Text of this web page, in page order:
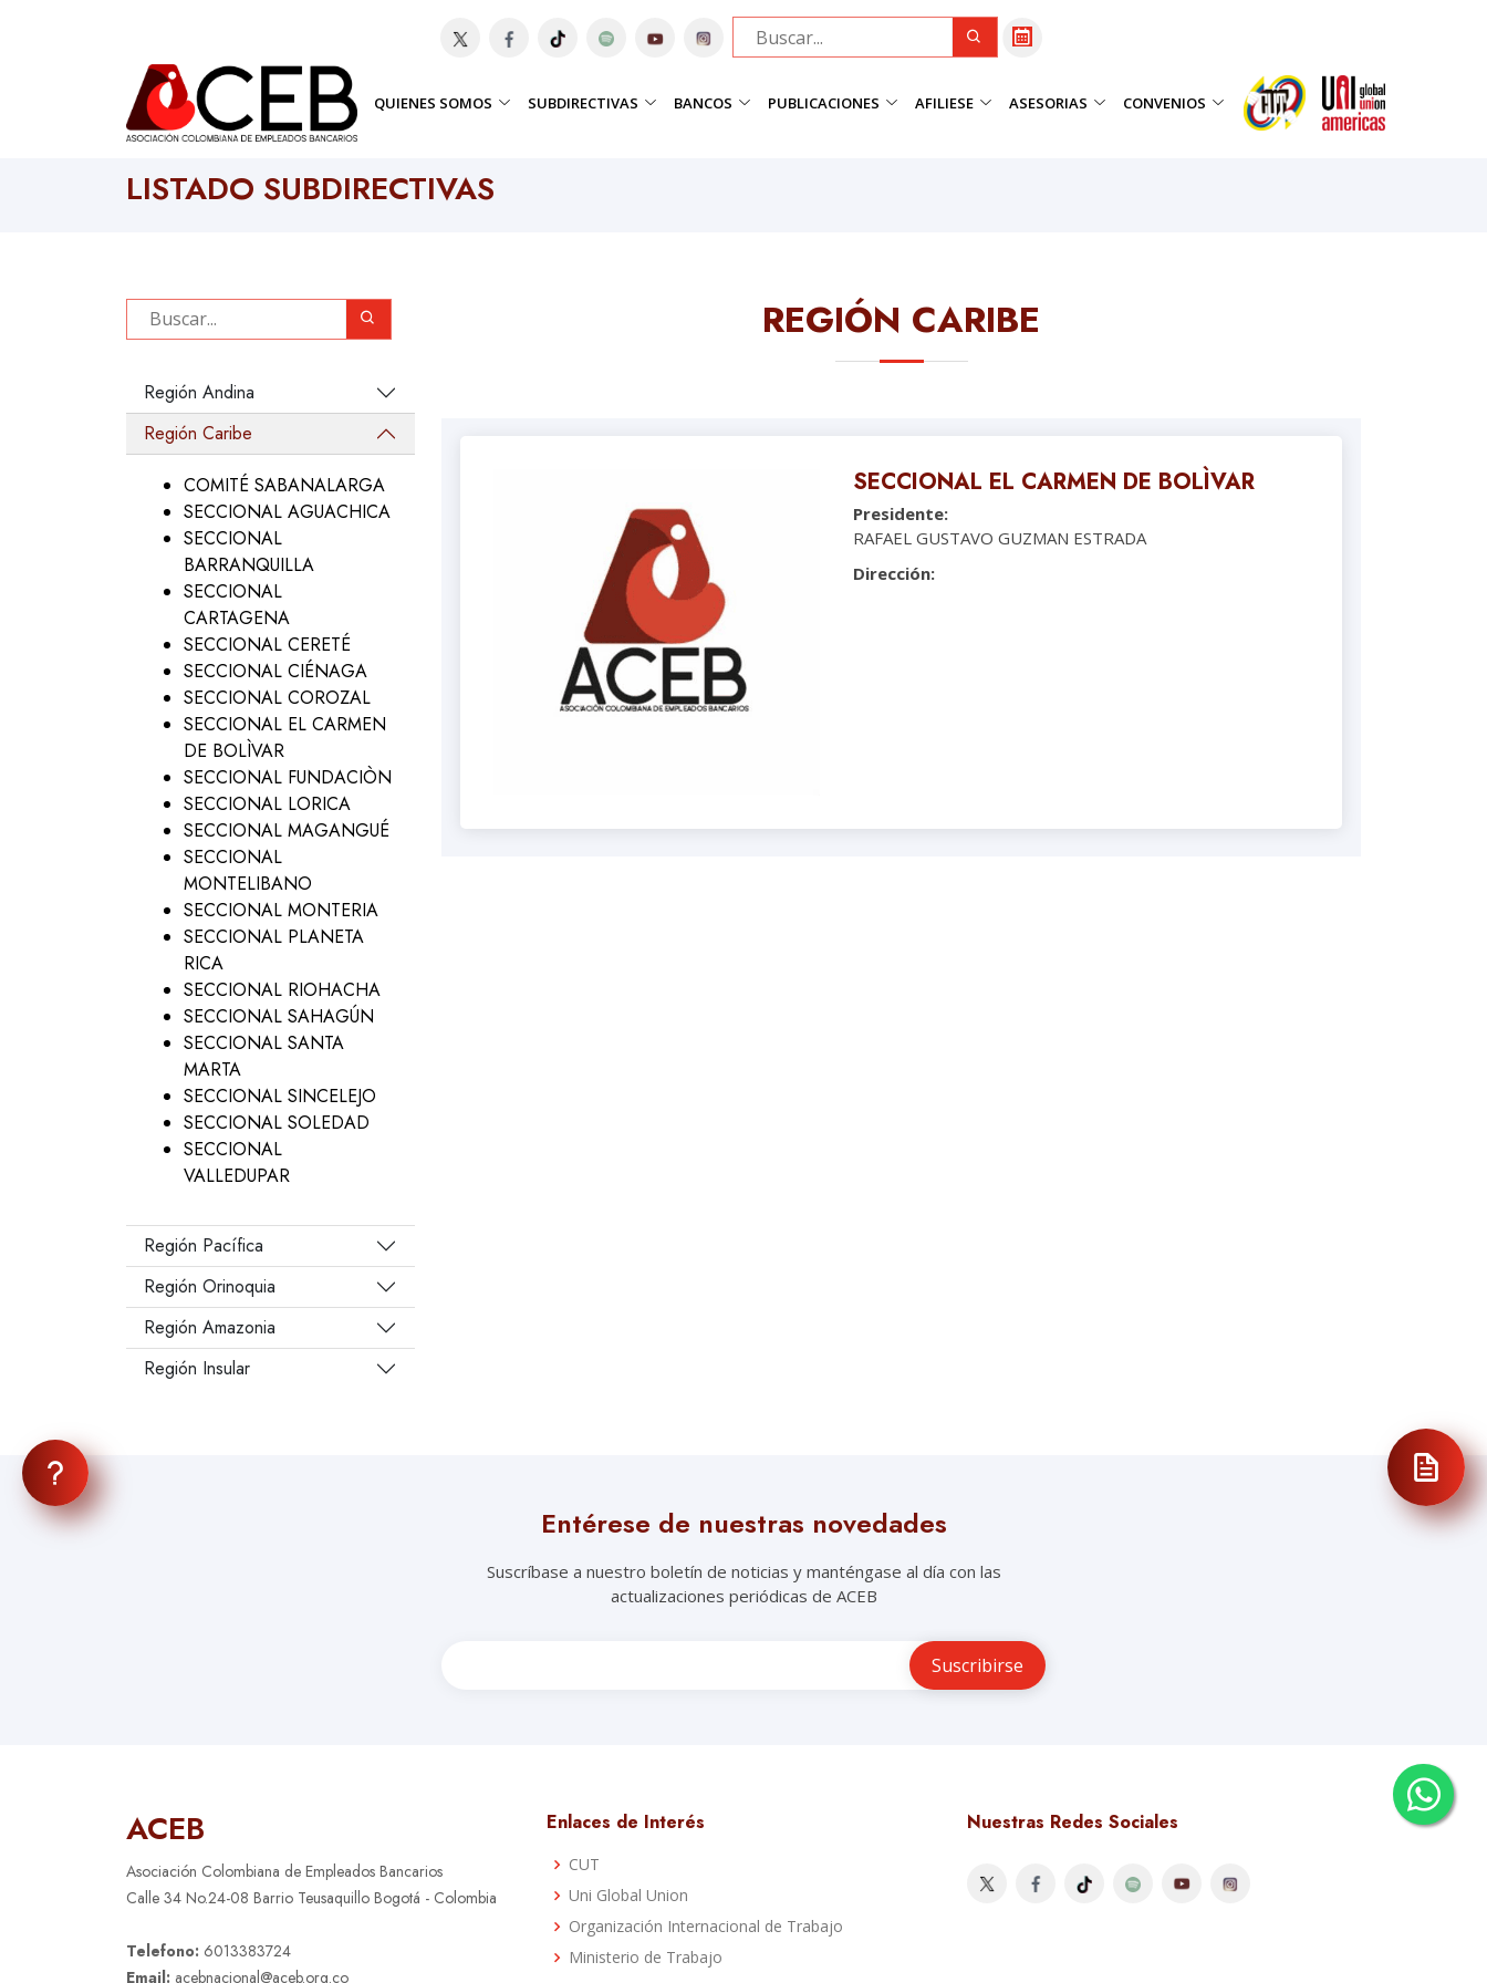
QUIENES SOMOS SUBDIRECTIVAS BANCOS PUBLICACIONES AFILIESE ASESORIAS CONVENIOS
Home Subdirectivas
LISTADO SUBDIRECTIVAS
Región Andina
Región Caribe
COMITÉ SABANALARGA
SECCIONAL AGUACHICA
SECCIONAL
BARRANQUILLA
SECCIONAL
CARTAGENA
SECCIONAL CERETÉ
SECCIONAL CIÉNAGA
SECCIONAL COROZAL
SECCIONAL EL CARMEN
DE BOLÌVAR
SECCIONAL FUNDACIÒN
SECCIONAL LORICA
SECCIONAL MAGANGUÉ
SECCIONAL
MONTELIBANO
SECCIONAL MONTERIA
SECCIONAL PLANETA
RICA
SECCIONAL RIOHACHA
SECCIONAL SAHAGÚN
SECCIONAL SANTA
MARTA
SECCIONAL SINCELEJO
SECCIONAL SOLEDAD
SECCIONAL
VALLEDUPAR
Región Pacífica
Región Orinoquia
Región Amazonia
Región Insular
REGIÓN CARIBE
SECCIONAL EL CARMEN DE BOLÌVAR
Presidente:
RAFAEL GUSTAVO GUZMAN ESTRADA
Dirección:
Entérese de nuestras novedades
Suscríbase a nuestro boletín de noticias y manténgase al día con las
actualizaciones periódicas de ACEB
ACEB
Asociación Colombiana de Empleados Bancarios
Calle 34 No.24-08 Barrio Teusaquillo Bogotá - Colombia
Telefono: 6013383724
Email: acebnacional@aceb.org.co
Enlaces de Interés
CUT
Uni Global Union
Organización Internacional de Trabajo
Ministerio de Trabajo
Nuestras Redes Sociales